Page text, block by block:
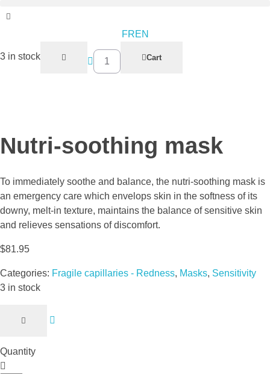
FREN
3 in stock
Nutri-
soothing
Cart
Nutri-soothing mask
To immediately soothe and balance, the nutri-soothing mask is
an emergency care which envelops skin in the softness of its
downy, melt-in texture, maintains the balance of sensitive skin
and relieves sensations of discomfort.
$81.95
Categories: Fragile capillaries - Redness, Masks, Sensitivity
3 in stock
Quantity